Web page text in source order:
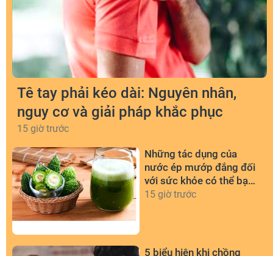
Tê tay phải kéo dài: Nguyên nhân,
nguy cơ và giải pháp khắc phục
15 giờ trước
Những tác dụng của
nước ép mướp đắng đối
với sức khỏe có thể bạn
chưa biết
15 giờ trước
5 biểu hiện khi chồng